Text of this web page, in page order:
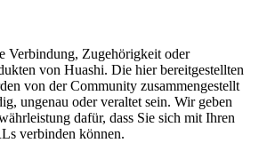
Verbindung, Zugehörigkeit oder
von Huashi. Die hier bereitgestellten
von der Community zusammengestellt
ungenau oder veraltet sein. Wir geben
dafür, dass Sie sich mit Ihren
verbinden können.